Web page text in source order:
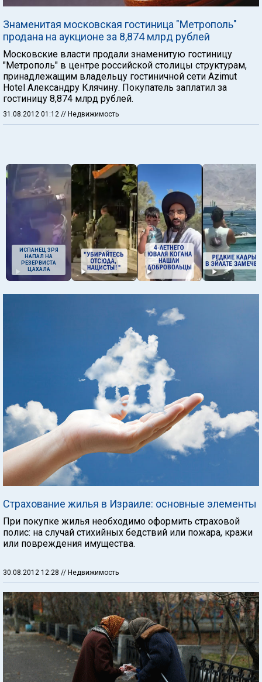
Знаменитая московская гостиница "Метрополь"
продана на аукционе за 8,874 млрд рублей
Московские власти продали знаменитую гостиницу
"Метрополь" в центре российской столицы структурам,
принадлежащим владельцу гостиничной сети Azimut
Hotel Александру Клячину. Покупатель заплатил за
гостиницу 8,874 млрд рублей.
31.08.2012 01:12 // Недвижимость
ИСПАНЕЦ ЗРЯ
НАПАЛ НА
РЕЗЕРВИСТА
ЦАХАЛА
Страхование жилья в Израиле: основные элементы
При покупке жилья необходимо оформить страховой
полис: на случай стихийных бедствий или пожара, кражи
или повреждения имущества.
30.08.2012 12:28 // Недвижимость